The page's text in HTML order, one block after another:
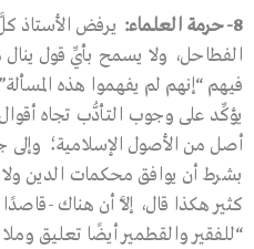
8- حرمة العلماء: يرفض الأستاذ
الفطاحل، ولا يسمح بأيِّ قول
فيهم “إنهم لم يفهموا هذه
يؤكِّد على وجوب التأدُّب تجاه
أصل من الأصول الإسلامية؛ وإلى
بشرط أن يوافق محكمات الدين
كثير هكذا قال، إلاَّ أن هناك -
“للفقير والقطمير أيضًا تعليق